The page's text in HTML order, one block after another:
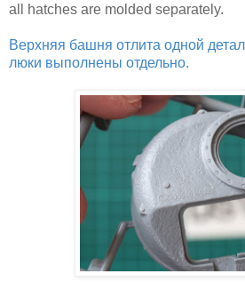
all hatches are molded separately.
Верхняя башня отлита одной
люки выполнены отдельно.